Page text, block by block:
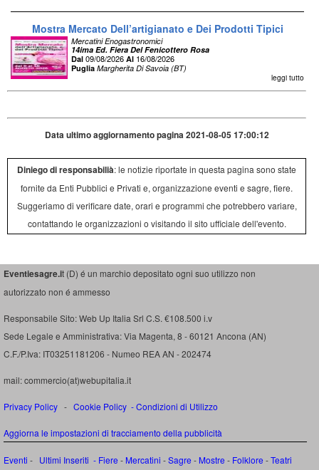
Mostra Mercato Dell’artigianato e Dei Prodotti Tipici
Mercatini Enogastronomici
14ima Ed. Fiera Del Fenicottero Rosa
Dal 09/08/2026 Al 16/08/2026
Puglia Margherita Di Savoia (BT)
leggi tutto
Data ultimo aggiornamento pagina 2021-08-05 17:00:12
Diniego di responsabilià: le notizie riportate in questa pagina sono state
fornite da Enti Pubblici e Privati e, organizzazione eventi e sagre, fiere.
Suggeriamo di verificare date, orari e programmi che potrebbero variare,
contattando le organizzazioni o visitando il sito ufficiale dell'evento.
Eventiesagre.it (D) é un marchio depositato ogni suo utilizzo non
autorizzato non é ammesso
Responsabile Sito: Web Up Italia Srl C.S. €108.500 i.v
Sede Legale e Amministrativa: Via Magenta, 8 - 60121 Ancona (AN)
C.F./P.Iva: IT03251181206 - Numeo REA AN - 202474
mail: commercio(at)webupitalia.it
Privacy Policy - Cookie Policy -Condizioni di Utilizzo
Aggiorna le impostazioni di tracciamento della pubblicità
Eventi - Ultimi Inseriti - Fiere - Mercatini -Sagre - Mostre - Folklore -Teatri